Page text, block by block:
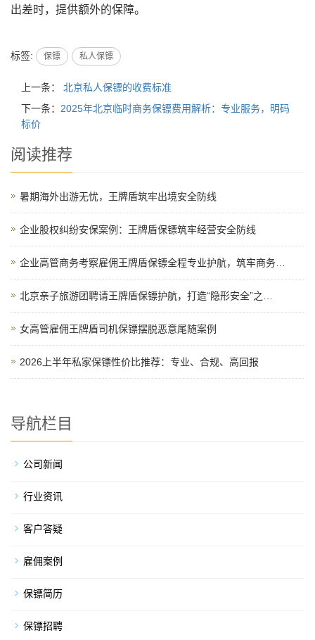
出差时，提供额外的保障。
标签: 保镖 私人保镖
上一条： 北京私人保镖的收费标准
下一条： 2025年北京临时商务保镖费用解析：专业服务，明码
标价
阅读推荐
暑期海外出游无忧，王牌盾筑牢出境安全防线
企业股权纠纷安保案例：王牌盾保镖筑牢经营安全防线
企业高管商务考察雇佣王牌盾保镖全程专业护航，筑牢商务…
北京亲子旅游团聘请王牌盾保镖护航，打造“隐形安全”之…
女高管雇佣王牌盾司机保镖摆脱恶意尾随案例
2026上半年私家保镖性价比推荐：专业、合规、高回报
导航栏目
公司新闻
行业资讯
客户答疑
雇佣案例
保镖简历
保镖招聘